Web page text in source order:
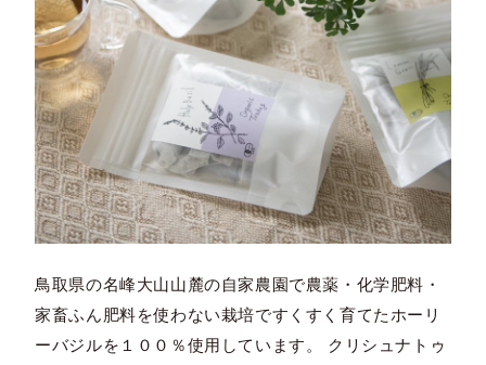
鳥取県の名峰大山山麓の自家農園で農薬・化学肥料・
家畜ふん肥料を使わない栽培ですくすく育てたホーリ
ーバジルを１００％使用しています。 クリシュナトゥ